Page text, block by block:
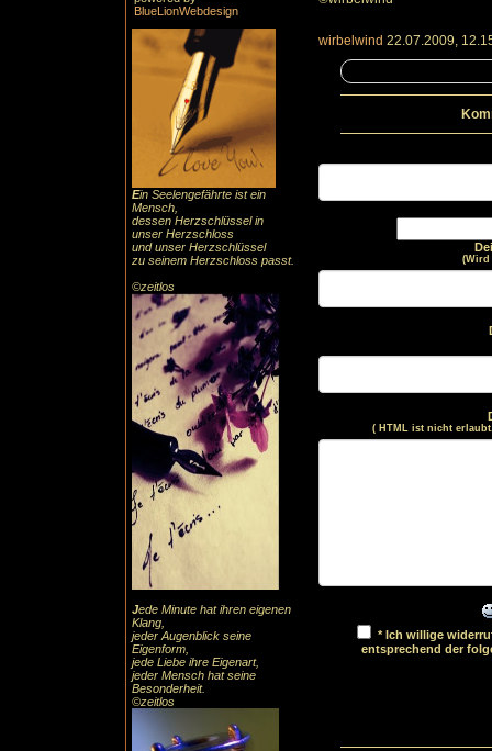
BlueLionWebdesign
Ein Seelengefährte ist ein
Mensch,
dessen Herzschlüssel in
unser Herzschloss
und unser Herzschlüssel
zu seinem Herzschloss passt.
©zeitlos
Jede Minute hat ihren eigenen
Klang,
jeder Augenblick seine
Eigenform,
jede Liebe ihre Eigenart,
jeder Mensch hat seine
Besonderheit.
©zeitlos
wirbelwind 22.07.2009,
(Wird
( HTML ist nicht
* Ich willige
entsprechend der